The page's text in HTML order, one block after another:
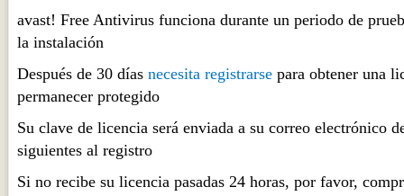
avast! Free Antivirus funciona durante un periodo de
la instalación
Después de 30 días necesita registrarse para obtener una
permanecer protegido
Su clave de licencia será enviada a su correo electrónico
siguientes al registro
Si no recibe su licencia pasadas 24 horas, por favor,